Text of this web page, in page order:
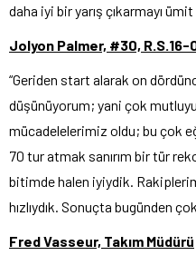
daha iyi bir yarış çıkarmayı
Jolyon Palmer, #30, R.S.16-
“Geriden start alarak on
düşünüyorum; yani çok
mücadelelerimiz oldu; bu çok
70 tur atmak sanırım bir tür
bitimde halen iyiydik.
hızlıydık. Sonuçta bugünden
Fred Vasseur, Takım Müdürü